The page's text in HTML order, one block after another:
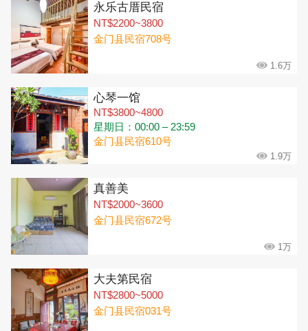
永乐古厝民宿
NT$2200~3800
金门县民宿708号
1.6万
心琴一馆
NT$3800~4800
星期日：00:00 – 23:59
金门县民宿610号
1.9万
真善美
NT$2000~3600
金门县民宿672号
1万
大夫第民宿
NT$2800~5000
金门县民宿031号